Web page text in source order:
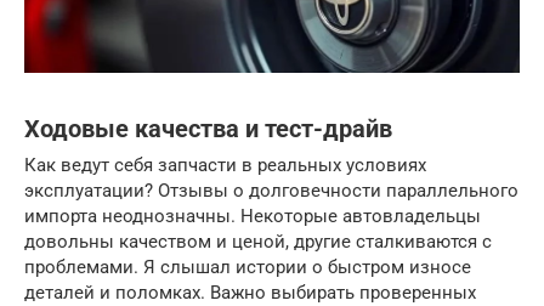
Ходовые качества и тест-драйв
Как ведут себя запчасти в реальных условиях
эксплуатации? Отзывы о долговечности параллельного
импорта неоднозначны. Некоторые автовладельцы
довольны качеством и ценой, другие сталкиваются с
проблемами. Я слышал истории о быстром износе
деталей и поломках. Важно выбирать проверенных